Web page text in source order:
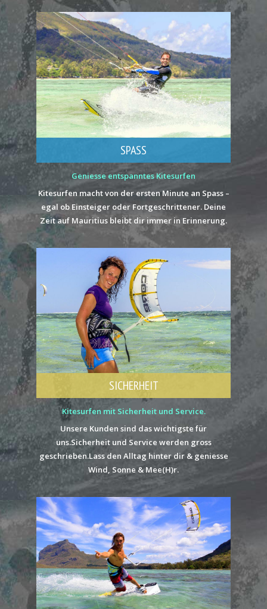
SPASS
Geniesse entspanntes Kitesurfen
Kitesurfen macht von der ersten Minute an Spass –
egal ob Einsteiger oder Fortgeschrittener. Deine
Zeit auf Mauritius bleibt dir immer in Erinnerung.
SICHERHEIT
Kitesurfen mit Sicherheit und Service.
Unsere Kunden sind das wichtigste für
uns.Sicherheit und Service werden gross
geschrieben.Lass den Alltag hinter dir & geniesse
Wind, Sonne & Mee(H)r.